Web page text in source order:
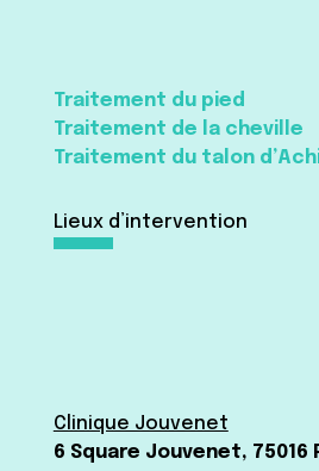
Traitement du pied
Traitement de la cheville
Traitement du talon
Lieux d’intervention
Clinique Jouvenet
6 Square Jouvenet, 75016